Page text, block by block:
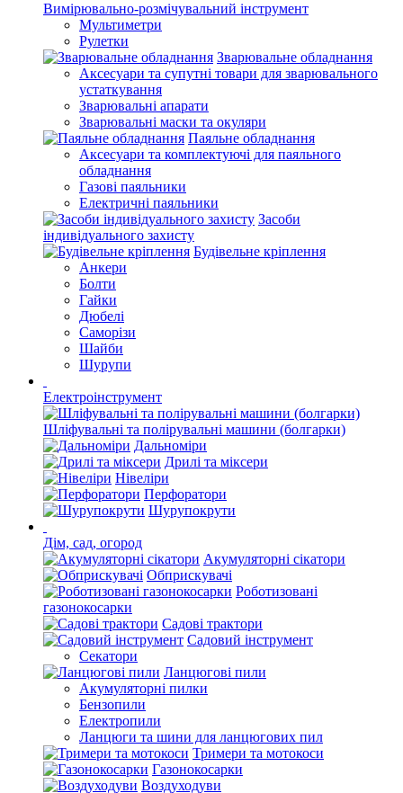
Вимірювально-розмічувальний інструмент
Мультиметри
Рулетки
Зварювальне обладнання
Аксесуари та супутні товари для зварювального
устаткування
Зварювальні апарати
Зварювальні маски та окуляри
Паяльне обладнання
Аксесуари та комплектуючі для паяльного
обладнання
Газові паяльники
Електричні паяльники
Засоби
індивідуального захисту
Будівельне кріплення
Анкери
Болти
Гайки
Дюбелі
Саморізи
Шайби
Шурупи
Електроінструмент
Шліфувальні та полірувальні машини (болгарки)
Дальноміри
Дрилі та міксери
Нівеліри
Перфоратори
Шурупокрути
Дім, сад, огород
Акумуляторні сікатори
Обприскувачі
Роботизовані
газонокосарки
Садові трактори
Садовий інструмент
Секатори
Ланцюгові пили
Акумуляторні пилки
Бензопили
Електропили
Ланцюги та шини для ланцюгових пил
Тримери та мотокоси
Газонокосарки
Воздуходуви